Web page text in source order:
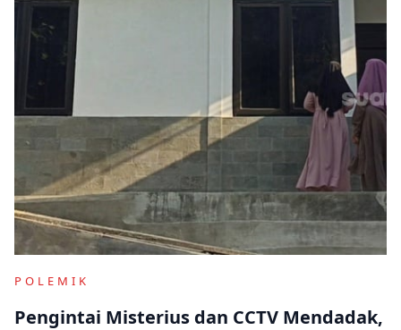
POLEMIK
Pengintai Misterius dan CCTV Mendadak,